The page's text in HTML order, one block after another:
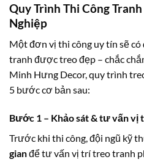
Quy Trình Thi Công
Nghiệp
Một đơn vị thi công uy tín sẽ có
tranh được treo đẹp – chắc
Minh Hưng Decor, quy trình
5 bước cơ bản sau:
Bước 1 – Khảo sát & tư vấn vị
Trước khi thi công, đội ngũ kỹ
gianđể tư vấn vị trí treo tranh